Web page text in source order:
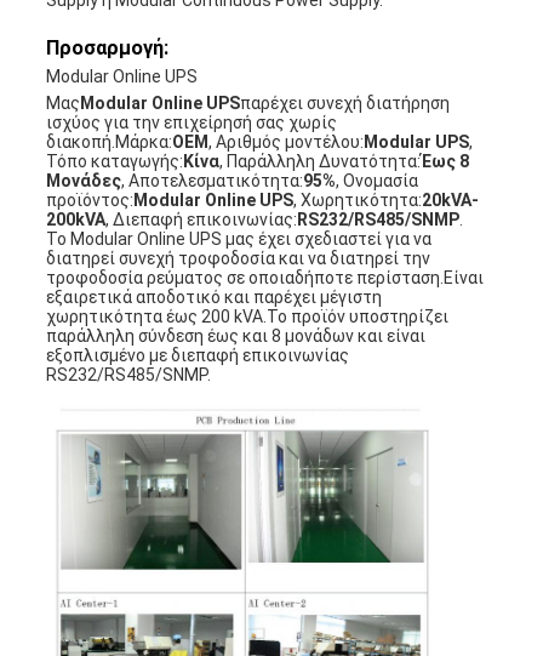
Προσαρμογή:
Modular Online UPS
Μας Modular Online UPSπαρέχει συνεχή διατήρηση
ισχύος για την επιχείρησή σας χωρίς
διακοπή.Μάρκα:OEM, Αριθμός μοντέλου: Modular UPS,
Τόπο καταγωγής: Κίνα, Παράλληλη Δυνατότητα:Έως 8
Μονάδες, Αποτελεσματικότητα:95%, Ονομασία
προϊόντος: Modular Online UPS, Χωρητικότητα:20kVA-
200kVA, Διεπαφή επικοινωνίας: RS232/RS485/SNMP.
Το Modular Online UPS μας έχει σχεδιαστεί για να
διατηρεί συνεχή τροφοδοσία και να διατηρεί την
τροφοδοσία ρεύματος σε οποιαδήποτε περίσταση.Είναι
εξαιρετικά αποδοτικό και παρέχει μέγιστη
χωρητικότητα έως 200 kVA.Το προϊόν υποστηρίζει
παράλληλη σύνδεση έως και 8 μονάδων και είναι
εξοπλισμένο με διεπαφή επικοινωνίας
RS232/RS485/SNMP.